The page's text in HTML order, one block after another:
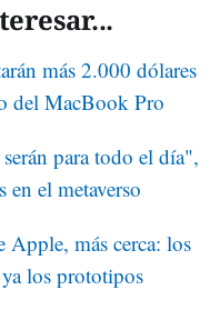
más 2.000 dólares
del MacBook Pro
para todo el día",
en el metaverso
Apple, más cerca: los
los prototipos